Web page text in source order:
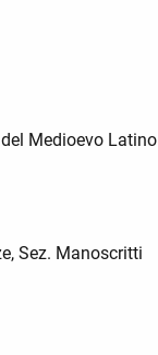
Medioevo Latino
Sez. Manoscritti